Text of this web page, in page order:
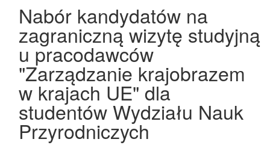
Nabór kandydatów na
zagraniczną wizytę studyjną
u pracodawców
"Zarządzanie krajobrazem
w krajach UE" dla
studentów Wydziału Nauk
Przyrodniczych